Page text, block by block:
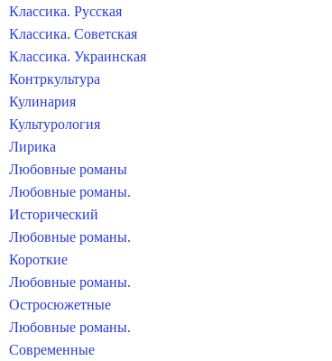
Классика. Русская
Классика. Советская
Классика. Украинская
Контркультура
Кулинария
Культурология
Лирика
Любовные романы
Любовные романы.
Исторический
Любовные романы.
Короткие
Любовные романы.
Остросюжетные
Любовные романы.
Современные